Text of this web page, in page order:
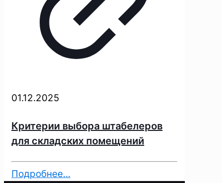
01.12.2025
Критерии выбора штабелеров
для складских помещений
Подробнее...